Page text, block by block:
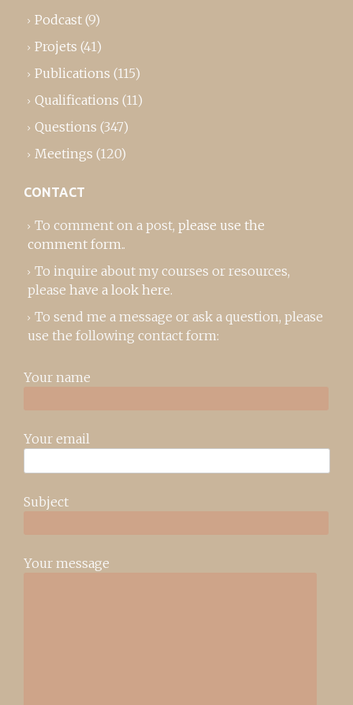
Podcast (9)
Projets (41)
Publications (115)
Qualifications (11)
Questions (347)
Meetings (120)
CONTACT
To comment on a post, please use the
comment form..
To inquire about my courses or resources,
please have a look here.
To send me a message or ask a question, please
use the following contact form:
Your name
Your email
Subject
Your message